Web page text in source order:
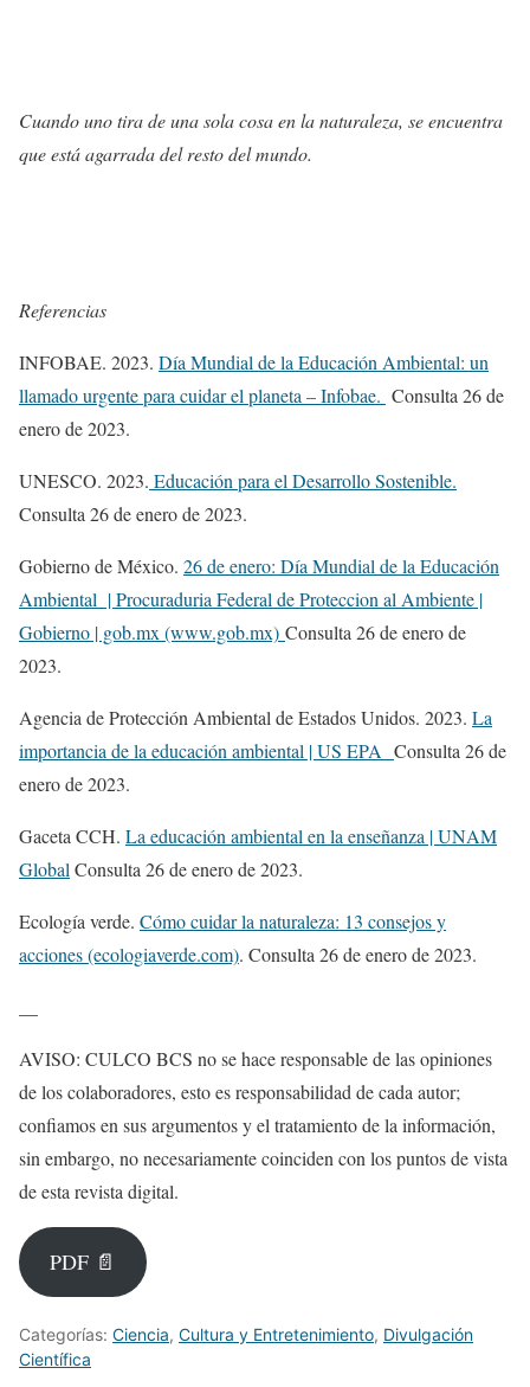
Cuando uno tira de una sola cosa en la naturaleza, se encuentra
que está agarrada del resto del mundo.
Referencias
INFOBAE. 2023. Día Mundial de la Educación Ambiental: un
llamado urgente para cuidar el planeta – Infobae. Consulta 26 de
enero de 2023.
UNESCO. 2023. Educación para el Desarrollo Sostenible.
Consulta 26 de enero de 2023.
Gobierno de México. 26 de enero: Día Mundial de la Educación
Ambiental | Procuraduria Federal de Proteccion al Ambiente |
Gobierno | gob.mx (www.gob.mx) Consulta 26 de enero de
2023.
Agencia de Protección Ambiental de Estados Unidos. 2023. La
importancia de la educación ambiental | US EPA Consulta 26 de
enero de 2023.
Gaceta CCH. La educación ambiental en la enseñanza | UNAM
GlobalConsulta 26 de enero de 2023.
Ecología verde. Cómo cuidar la naturaleza: 13 consejos y
acciones (ecologiaverde.com). Consulta 26 de enero de 2023.
AVISO: CULCO BCS no se hace responsable de las opiniones
de los colaboradores, esto es responsabilidad de cada autor;
confiamos en sus argumentos y el tratamiento de la información,
sin embargo, no necesariamente coinciden con los puntos de vista
de esta revista digital.
PDF 📄
Categorías: Ciencia, Cultura y Entretenimiento, Divulgación
Científica